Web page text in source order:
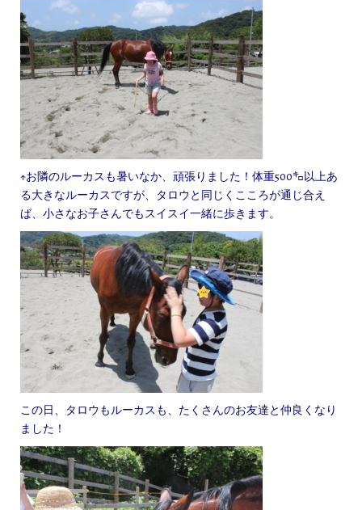
↑お隣のルーカスも暑いなか、頑張りました！体重500㌔以上あ
る大きなルーカスですが、タロウと同じくこころが通じ合え
ば、小さなお子さんでもスイスイ一緒に歩きます。
この日、タロウもルーカスも、たくさんのお友達と仲良くなり
ました！